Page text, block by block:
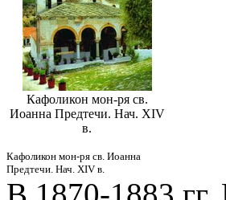
Кафоликон мон-ря св.
Иоанна Предтечи. Нач. XIV
в.
Кафоликон мон-ря св. Иоанна
Предтечи. Нач. XIV в.